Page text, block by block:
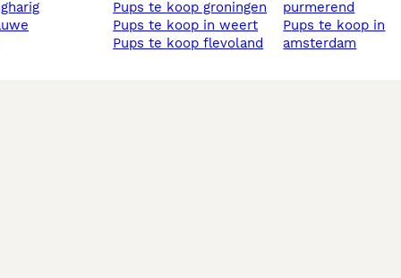
pups te koop groningen
pups te koop in weert
pups te koop flevoland
purmerend
pups te koop in
amsterdam